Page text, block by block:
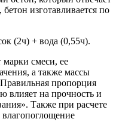
изготавливается по
(2ч) + вода (0,55ч).
смеси, ее
а также массы
пропорция
влияет на прочность и
Также при расчете